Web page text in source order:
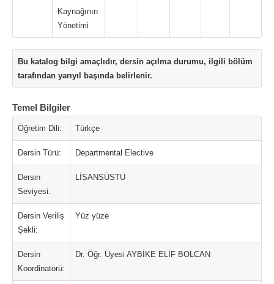
Kaynağının
Yönetimi
Bu katalog bilgi amaçlıdır, dersin açılma durumu, ilgili bölüm
tarafından yarıyıl başında belirlenir.
Temel Bilgiler
Öğretim Dili: Türkçe
Dersin Türü: Departmental Elective
Dersin
Seviyesi:
LİSANSÜSTÜ
Dersin Veriliş
Şekli:
Yüz yüze
Dersin
Koordinatörü:
Dr. Öğr. Üyesi AYBİKE ELİF BOLCAN